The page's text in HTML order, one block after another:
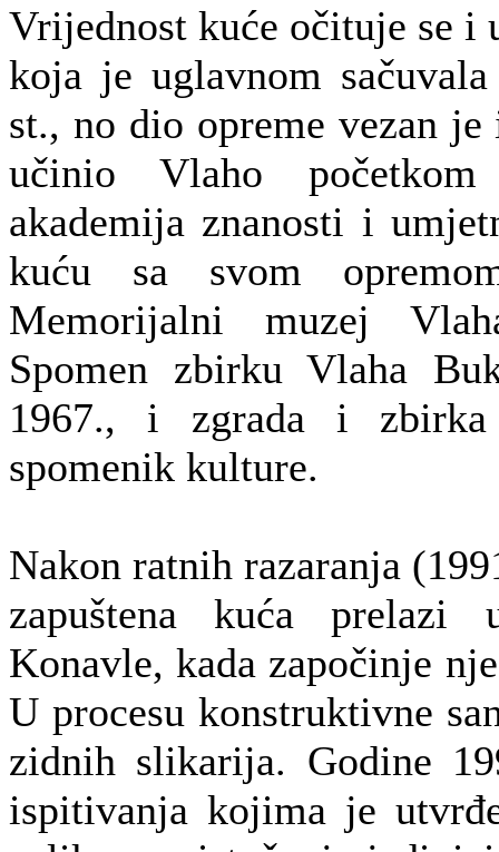
Vrijednost kuće očituje se i
koja je uglavnom
st., no dio opreme vezan
učinio Vlaho
akademija znanosti i
kuću sa svom
Memorijalni muzej
Spomen zbirku Vlaha
1967., i zgrada i zbirka
spomenik kulture.
Nakon ratnih razaranja
zapuštena kuća prelazi
Konavle, kada započinje
U procesu konstruktivne
zidnih slikarija. Godine
ispitivanja kojima je